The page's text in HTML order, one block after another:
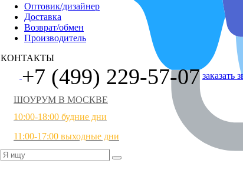
Оптовик/дизайнер
Доставка
Возврат/обмен
Производитель
КОНТАКТЫ
+7 (499) 229-57-07 заказать
ШОУРУМ В МОСКВЕ
10:00-18:00 будние дни
11:00-17:00 выходные дни